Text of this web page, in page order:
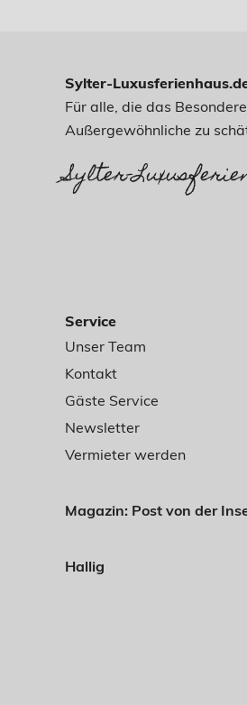
Sylter-
Für alle, die das
Außergewöhnliche zu
Sylter-
Service
Unser Team
Kontakt
Gäste Service
Newsletter
Vermieter werden
Magazin: Post von der
Hallig